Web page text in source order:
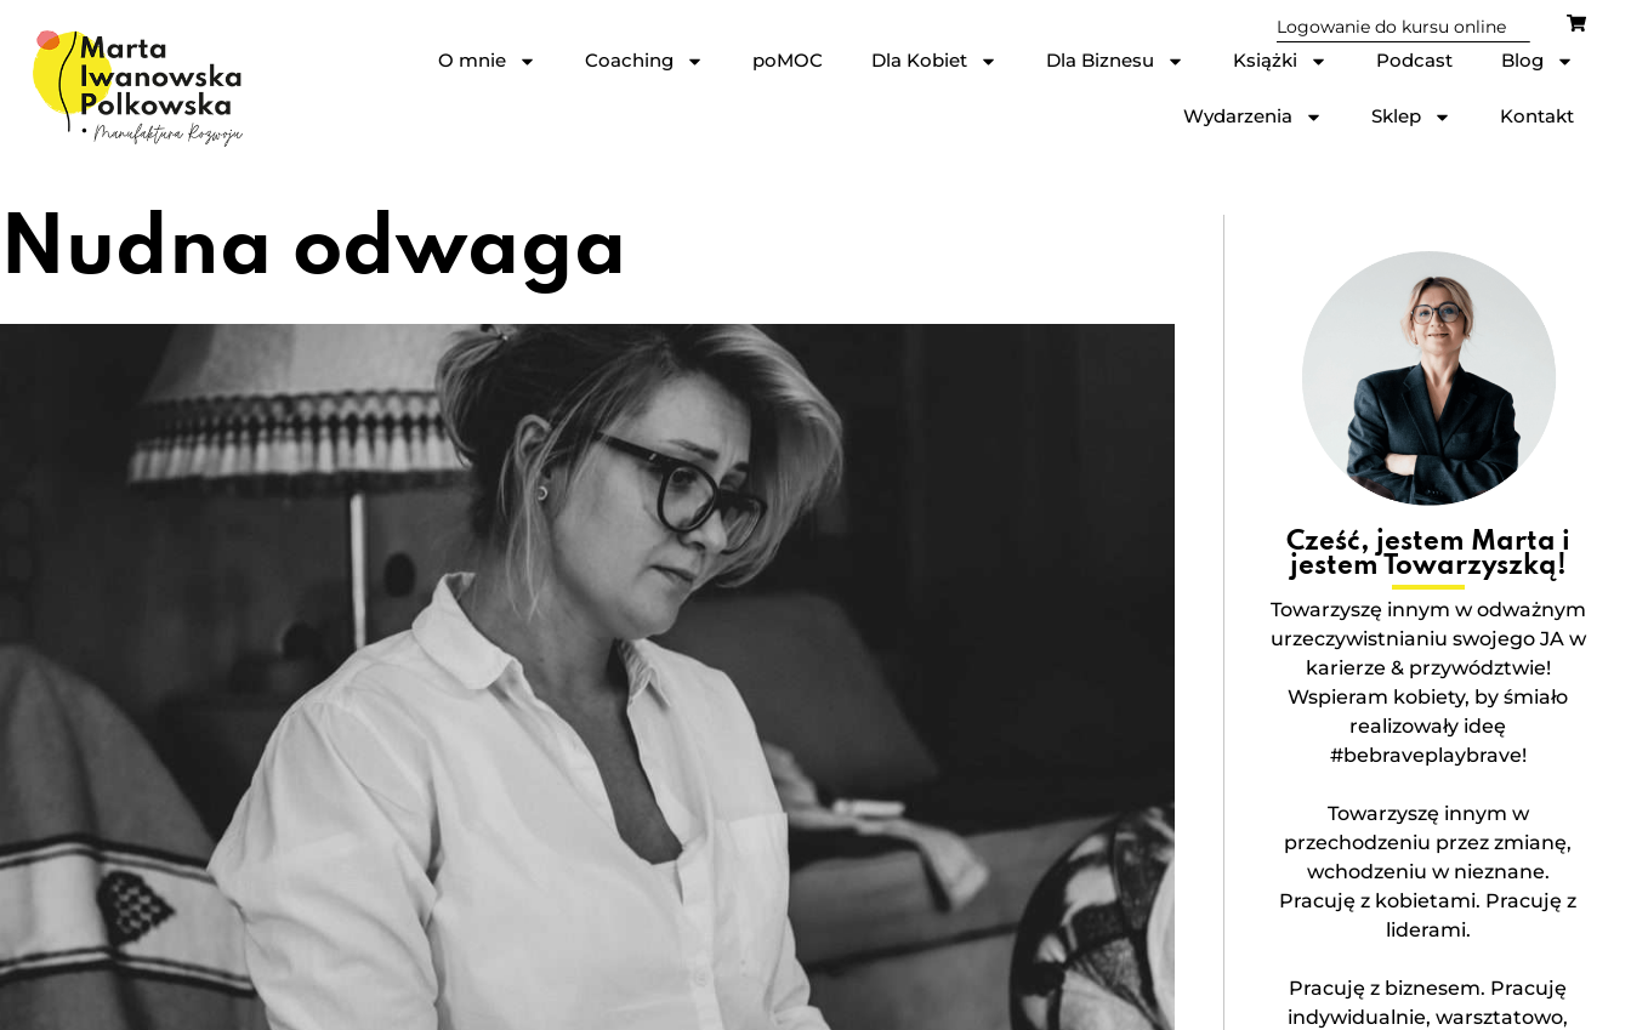
Logowanie do kursu online
O mnie Coaching poMOC Dla Kobiet Dla Biznesu Książki Podcast Blog
Wydarzenia Sklep Kontakt
Nudna odwaga
Cześć, jestem Marta i
jestem Towarzyszką!
Towarzyszę innym w odważnym
urzeczywistnianiu swojego JA w
karierze & przywództwie!
Wspieram kobiety, by śmiało
realizowały ideę
#bebraveplaybrave!
Towarzyszę innym w
przechodzeniu przez zmianę,
wchodzeniu w nieznane.
Pracuję z kobietami. Pracuję z
liderami.
Pracuję z biznesem. Pracuję
indywidualnie, warsztatowo,